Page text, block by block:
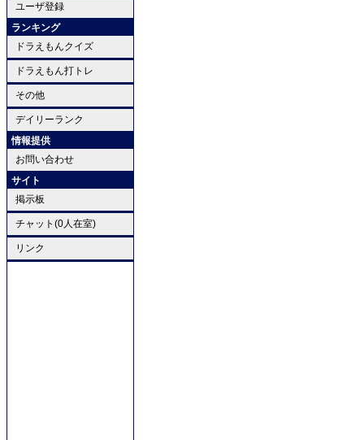
ユーザ登録
ランキング
ドラえもんクイズ
ドラえもん打トレ
その他
デイリーランク
情報提供
お問い合わせ
サイト
掲示板
チャット(0人在室)
リンク